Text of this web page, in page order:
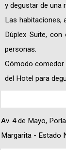
y degustar de una
Las habitaciones,
Dúplex Suite,
personas.
Cómodo comedor
del Hotel para
Av. 4 de Mayo,
Margarita - Estado